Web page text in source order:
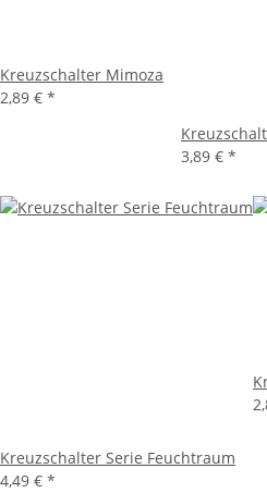
Kreuzschalter Mimoza
2,89 € *
3,89 € *
Kreuzschalter Serie Feuchtraum
4,49 € *